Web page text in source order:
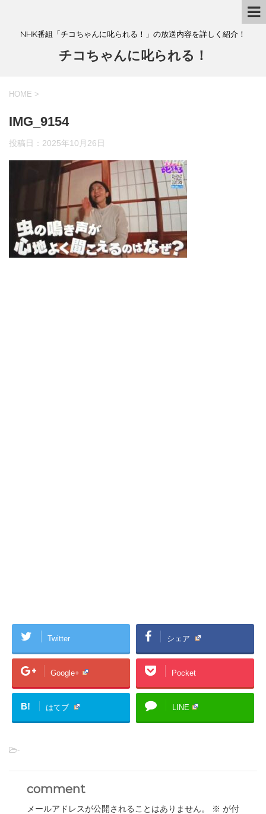
NHK番組「チコちゃんに叱られる！」の放送内容を詳しく紹介！
チコちゃんに叱られる！
HOME >
IMG_9154
投稿日： 2025年10月26日
Twitter シェア
Google+ Pocket
B! はてブ LINE
-
comment
メールアドレスが公開されることはありません。 ※ が付